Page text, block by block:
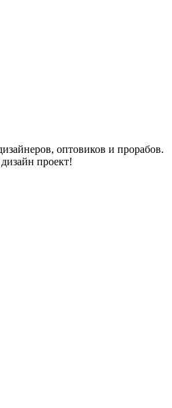
оптовиков и прорабов.
проект!